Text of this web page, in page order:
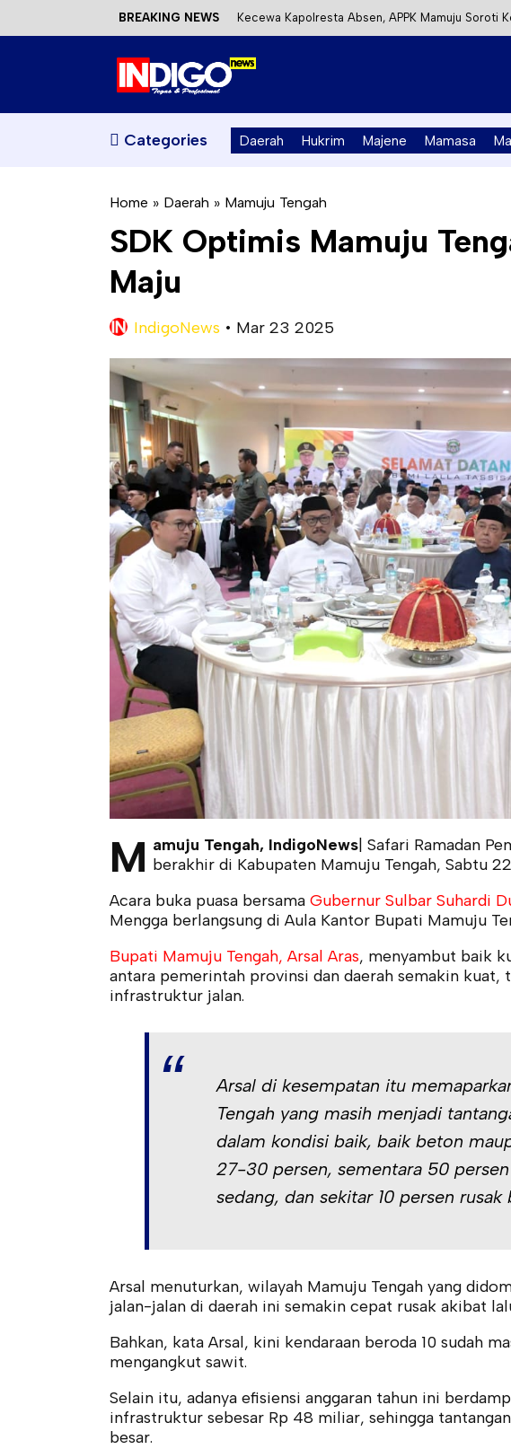
BREAKING NEWS Kecewa Kapolresta Absen, APPK Mamuju Soroti
Mahasiswa KKN-T Unhas Terapkan Papan Kode
Dinas ESDM Sulbar Siap Perkuat Integrasi
Categories Daerah Hukrim Majene Mamasa
Home » Daerah » Mamuju Tengah
SDK Optimis Mamuju
Maju
IndigoNews • Mar 23 2025
M amuju Tengah, IndigoNews | Safari Ramadan
berakhir di Kabupaten Mamuju Tengah, Sabtu
Acara buka puasa bersama Gubernur Sulbar Suhardi
Mengga berlangsung di Aula Kantor Bupati Mamuju
Bupati Mamuju Tengah, Arsal Aras, menyambut baik
antara pemerintah provinsi dan daerah semakin kuat,
infrastruktur jalan.
Arsal di kesempatan itu
Tengah yang masih menjadi
dalam kondisi baik, baik beton
27-30 persen, sementara 50
sedang, dan sekitar 10 persen rusak
Arsal menuturkan, wilayah Mamuju Tengah yang
jalan-jalan di daerah ini semakin cepat rusak akibat
Bahkan, kata Arsal, kini kendaraan beroda 10 sudah
mengangkut sawit.
Selain itu, adanya efisiensi anggaran tahun ini
infrastruktur sebesar Rp 48 miliar, sehingga
besar.